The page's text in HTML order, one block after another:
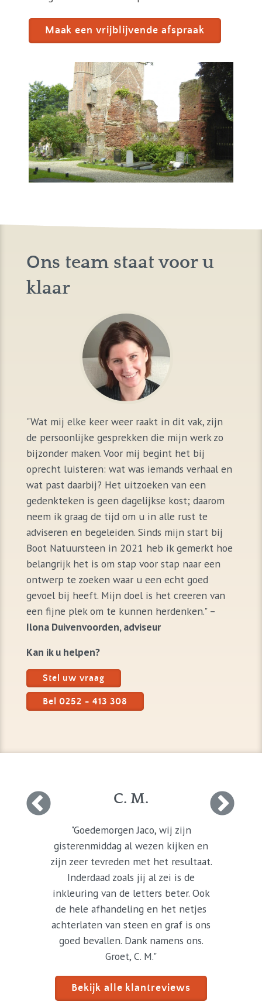
Maak een vrijblijvende afspraak
Ons team staat voor u
klaar
"Wat mij elke keer weer raakt in dit vak, zijn
de persoonlijke gesprekken die mijn werk zo
bijzonder maken. Voor mij begint het bij
oprecht luisteren: wat was iemands verhaal en
wat past daarbij? Het uitzoeken van een
gedenkteken is geen dagelijkse kost; daarom
neem ik graag de tijd om u in alle rust te
adviseren en begeleiden. Sinds mijn start bij
Boot Natuursteen in 2021 heb ik gemerkt hoe
belangrijk het is om stap voor stap naar een
ontwerp te zoeken waar u een echt goed
gevoel bij heeft. Mijn doel is het creeren van
een fijne plek om te kunnen herdenken." –
Ilona Duivenvoorden, adviseur
Kan ik u helpen?
Stel uw vraag
Bel 0252 - 413 308
C. M.
"Goedemorgen Jaco, wij zijn
gisterenmiddag al wezen kijken en
zijn zeer tevreden met het resultaat.
Inderdaad zoals jij al zei is de
inkleuring van de letters beter. Ook
de hele afhandeling en het netjes
achterlaten van steen en graf is ons
goed bevallen. Dank namens ons.
Groet, C. M."
Bekijk alle klantreviews